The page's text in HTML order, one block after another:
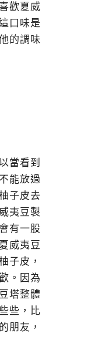
歡夏威
口味是
的調味
當看到
能放過
子皮去
夷豆製
有一股
威夷豆
子皮，
。因為
塔整體
些，比
朋友，